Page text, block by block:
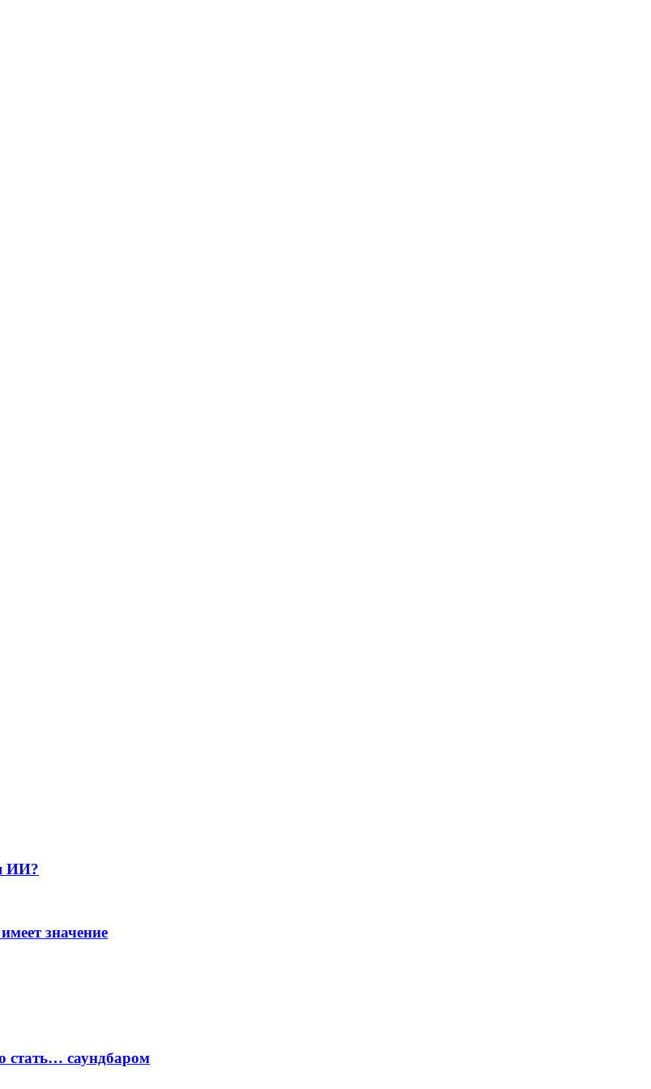
ИИ?
значение
стать… саундбаром